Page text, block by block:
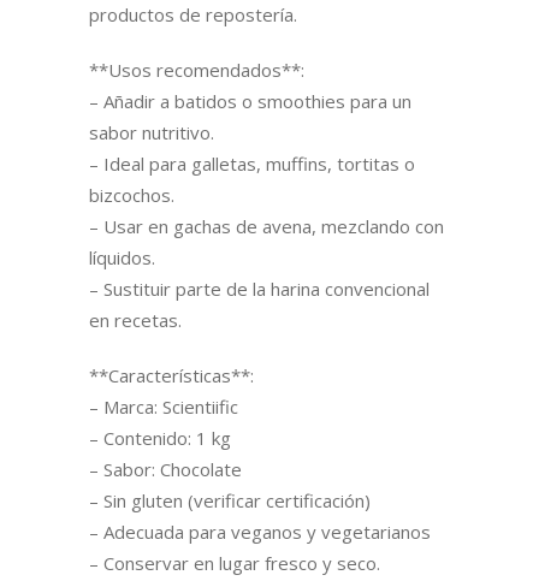
productos de repostería.
**Usos recomendados**:
– Añadir a batidos o smoothies para un
sabor nutritivo.
– Ideal para galletas, muffins, tortitas o
bizcochos.
– Usar en gachas de avena, mezclando con
líquidos.
– Sustituir parte de la harina convencional
en recetas.
**Características**:
– Marca: Scientiific
– Contenido: 1 kg
– Sabor: Chocolate
– Sin gluten (verificar certificación)
– Adecuada para veganos y vegetarianos
– Conservar en lugar fresco y seco.